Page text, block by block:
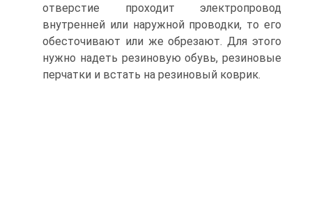
отверстие проходит электропровод
внутренней или наружной проводки, то его
обесточивают или же обрезают. Для этого
нужно надеть резиновую обувь, резиновые
перчатки и встать на резиновый коврик.